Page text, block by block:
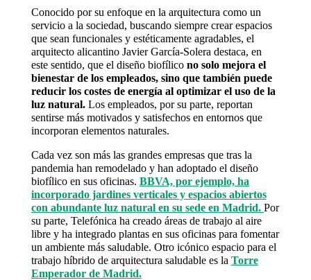
Conocido por su enfoque en la arquitectura como un
servicio a la sociedad, buscando siempre crear espacios
que sean funcionales y estéticamente agradables, el
arquitecto alicantino Javier García-Solera destaca, en
este sentido, que el diseño biofílico no solo mejora el
bienestar de los empleados, sino que también puede
reducir los costes de energía al optimizar el uso de la
luz natural. Los empleados, por su parte, reportan
sentirse más motivados y satisfechos en entornos que
incorporan elementos naturales.
Cada vez son más las grandes empresas que tras la
pandemia han remodelado y han adoptado el diseño
biofílico en sus oficinas. BBVA, por ejemplo, ha
incorporado jardines verticales y espacios abiertos
con abundante luz natural en su sede en Madrid. Por
su parte, Telefónica ha creado áreas de trabajo al aire
libre y ha integrado plantas en sus oficinas para fomentar
un ambiente más saludable. Otro icónico espacio para el
trabajo híbrido de arquitectura saludable es la Torre
Emperador de Madrid.